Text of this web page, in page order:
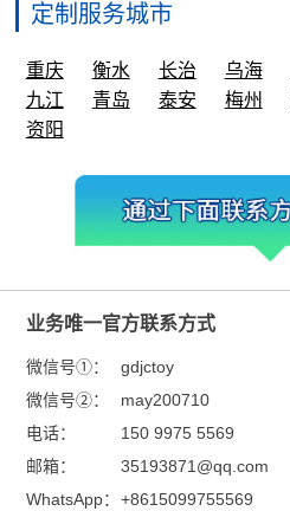
定制服务城市
重庆 衡水 长治 乌海
九江
青岛 泰安 梅州
资阳
业务唯一官方联系方式
微信号①：
gdjctoy
微信号②：
may200710
电话：
150 9975 5569
邮箱：
35193871@qq.com
WhatsApp： +8615099755569